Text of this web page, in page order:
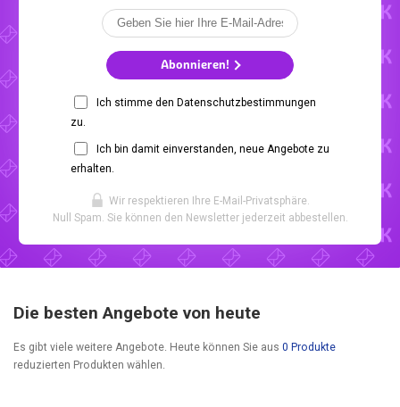
Abonnieren!
Ich stimme den Datenschutzbestimmungen
zu.
Ich bin damit einverstanden, neue Angebote zu
erhalten.
Wir respektieren Ihre E-Mail-Privatsphäre.
Null Spam. Sie können den Newsletter jederzeit abbestellen.
Die besten Angebote von heute
Es gibt viele weitere Angebote. Heute können Sie aus 0 Produkte
reduzierten Produkten wählen.